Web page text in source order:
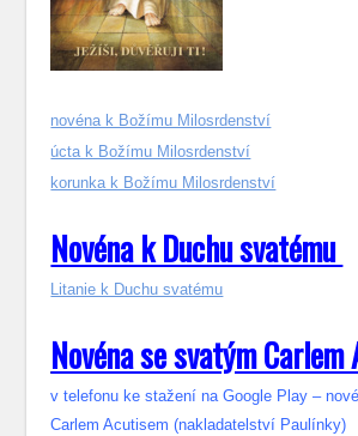
novéna k Božímu Milosrdenství
úcta k Božímu Milosrdenství
korunka k Božímu Milosrdenství
Novéna k Duchu svatému
Litanie k Duchu svatému
Novéna se svatým
v telefonu ke stažení na Google Play –
Carlem Acutisem (nakladatelství Paulínky)